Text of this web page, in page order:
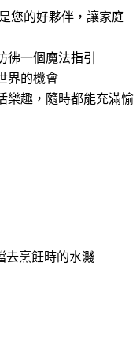
您的好夥伴，讓家庭
彿一個魔法指引
界的機會
樂趣，隨時都能充滿愉
去烹飪時的水濺